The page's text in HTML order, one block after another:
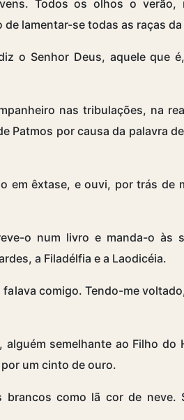
Todos os olhos o verão,
lamentar-se todas as raças
o Senhor Deus, aquele que
nas tribulações, na
Patmos por causa da palavra
em êxtase, e ouvi, por trás de
o num livro e manda-o às
a Filadélfia e a Laodicéia.
comigo. Tendo-me
semelhante ao Filho do
um cinto de ouro.
brancos como lã cor de neve.